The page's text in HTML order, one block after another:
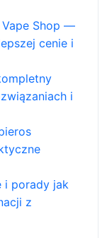
Vape Shop —
cenie i
i
i porady jak
z